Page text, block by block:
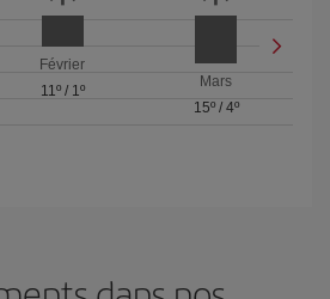
Février
11º/ 1º
Mars
15º/ 4º